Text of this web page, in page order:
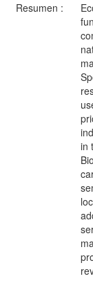
Resumen :
in